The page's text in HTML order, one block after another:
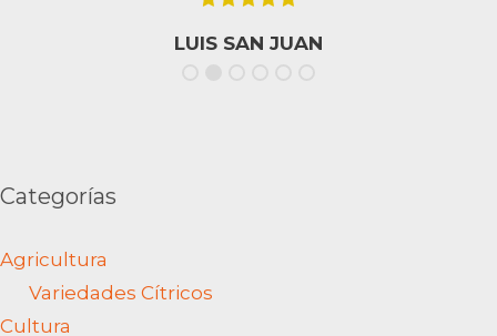
LUIS SAN JUAN
Categorías
Agricultura
Variedades Cítricos
Cultura